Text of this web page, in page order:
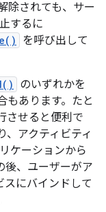
除されても、サー
するに
を呼び出して
のいずれかを
もあります。たと
させると便利で
、アクティビティ
ケーションから
後、ユーザーがア
スにバインドして